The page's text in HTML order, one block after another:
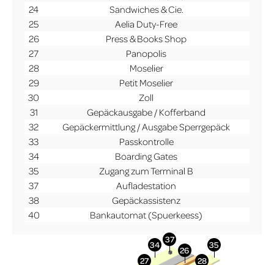
24
Sandwiches & Cie.
25
Aelia Duty-Free
26
Press & Books Shop
27
Panopolis
28
Moselier
29
Petit Moselier
30
Zoll
31
Gepäckausgabe / Kofferband
32
Gepäckermittlung / Ausgabe Sperrgepäck
33
Passkontrolle
34
Boarding Gates
35
Zugang zum Terminal B
37
Aufladestation
38
Gepäckassistenz
40
Bankautomat (Spuerkeess)